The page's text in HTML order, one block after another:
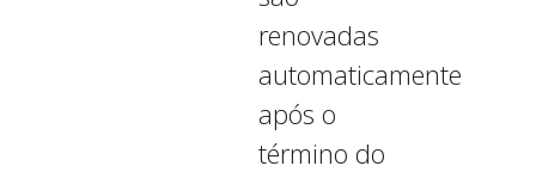
renovadas
automaticamente
após o
término do